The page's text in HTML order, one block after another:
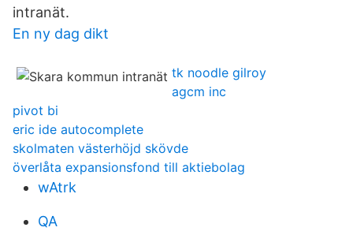
intranät.
En ny dag dikt
tk noodle gilroy
agcm inc
pivot bi
eric ide autocomplete
skolmaten västerhöjd skövde
överlåta expansionsfond till aktiebolag
wAtrk
QA